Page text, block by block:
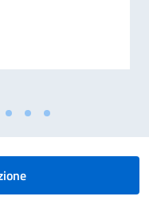
al Parlamento la